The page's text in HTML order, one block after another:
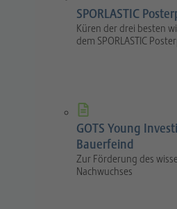
SPORLASTIC
Küren der drei besten
dem SPORLASTIC
GOTS Young
Bauerfeind
Zur Förderung des
Nachwuchses